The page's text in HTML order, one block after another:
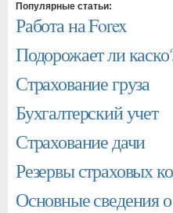
Популярные статьи:
Работа на Forex
Подорожает ли
Страхование груза
Бухгалтерский учет
Страхование дачи
Резервы страховых
Основные сведения